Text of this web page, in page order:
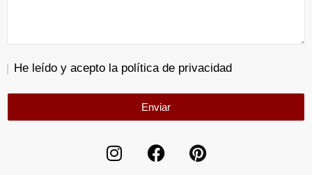
He leído y acepto la política de privacidad
Enviar